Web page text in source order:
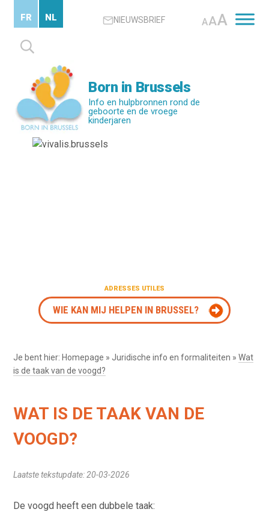
content
NIEUWSBRIEF AAA
Zoeken
naar:
FR NL
Born in Brussels
Info en hulpbronnen rond de
geboorte en de vroege
kinderjaren
ADRESSES UTILES
WIE KAN MIJ HELPEN IN BRUSSEL?
Je bent hier: Homepage » Juridische info en formaliteiten »Wat
is de taak van de voogd?
WAT IS DE TAAK VAN DE
VOOGD?
Laatste tekstupdate: 20-03-2026
De voogd heeft een dubbele taak: